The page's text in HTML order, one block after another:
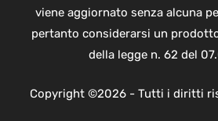
viene aggiornato senza alcuna
pertanto considerarsi un
della legge n. 62 del
Copyright ©2026 - Tutti i diritti